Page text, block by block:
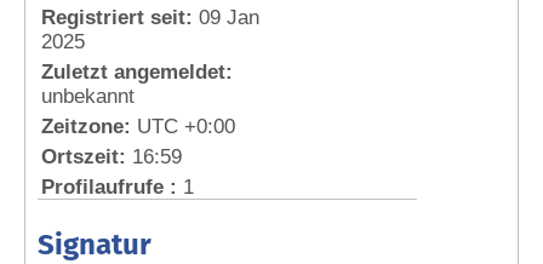
Registriert seit: 09 Jan
2025
Zuletzt angemeldet:
unbekannt
Zeitzone: UTC +0:00
Ortszeit: 16:59
Profilaufrufe : 1
Signatur